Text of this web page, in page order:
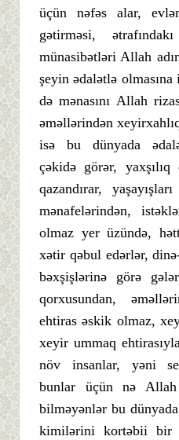
üçün nəfəs alar,
gətirməsi,
münasibətləri Allah
şeyin ədalətlə
də mənasını Allah
əməllərindən
isə bu dünyada
çəkidə görər,
qazandırar,
mənafelərindən,
olmaz yer üzündə,
xətir qəbul edərlər,
bəxşişlərinə görə
qorxusundan,
ehtiras əskik olmaz,
xeyir ummaq
növ insanlar, yəni
bunlar üçün nə
bilməyənlər bu
kimilərini kortəbii bir